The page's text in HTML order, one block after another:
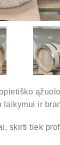
laikymui ir
skirti tiek